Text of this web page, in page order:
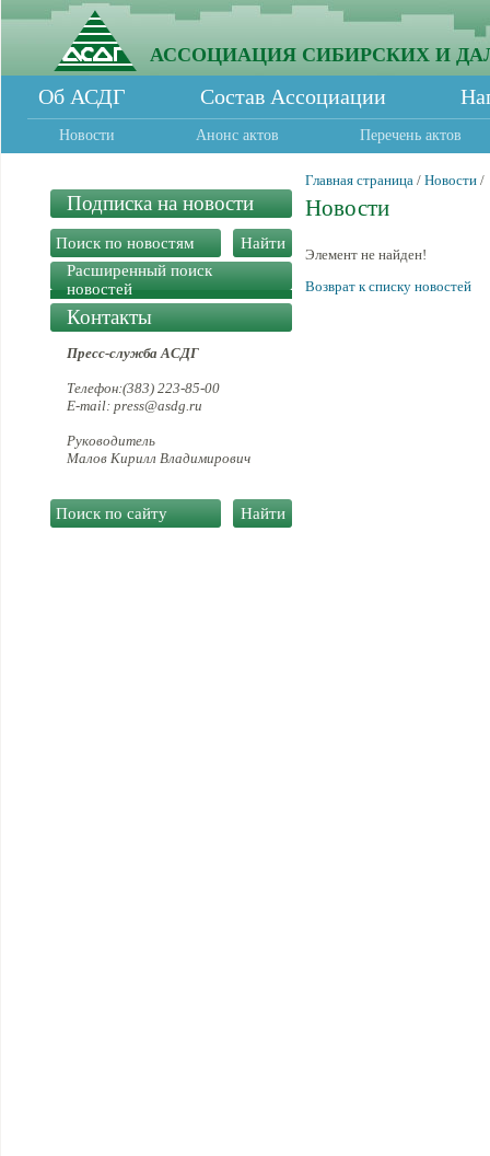
АССОЦИАЦИЯ СИБИРСКИХ И
Об АСДГ Состав Ассоциации
Новости Анонс актов Перечень актов
Подписка на новости
Расширенный поиск
новостей
Контакты
Пресс-служба АСДГ
Телефон:(383) 223-85-00
E-mail: press@asdg.ru
Руководитель
Малов Кирилл Владимирович
Главная страница / Новости /
Новости
Элемент не найден!
Возврат к списку новостей